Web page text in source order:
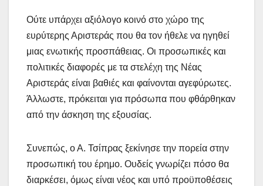
Ούτε υπάρχει αξιόλογο κοινό στο χώρο της
ευρύτερης Αριστεράς που θα τον ήθελε να ηγηθεί
μιας ενωτικής προσπάθειας. Οι προσωπικές και
πολιτικές διαφορές με τα στελέχη της Νέας
Αριστεράς είναι βαθιές και φαίνονται αγεφύρωτες.
Άλλωστε, πρόκειται για πρόσωπα που φθάρθηκαν
από την άσκηση της εξουσίας.
Συνεπώς, ο Α. Τσίπρας ξεκίνησε την πορεία στην
προσωπική του έρημο. Ουδείς γνωρίζει πόσο θα
διαρκέσει, όμως είναι νέος και υπό προϋποθέσεις